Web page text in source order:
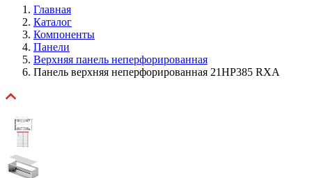
Главная
Каталог
Компоненты
Панели
Верхняя панель неперфорированная
Панель верхняя неперфорированная 21HP385 RXA